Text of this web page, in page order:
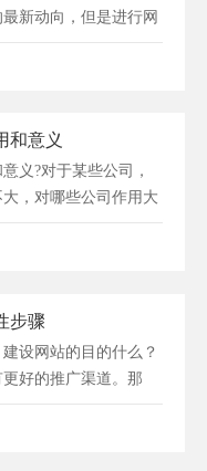
新动向，但是进行网
和意义
义?对于某些公司，
，对哪些公司作用大
步骤
设网站的目的什么？
好的推广渠道。那